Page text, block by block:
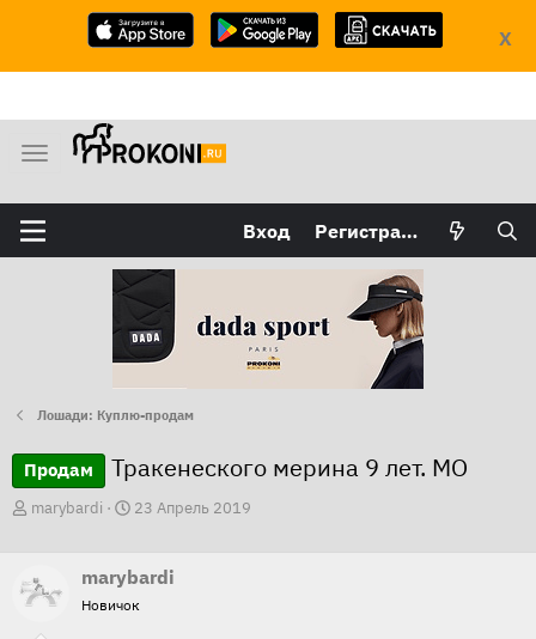
X
М
н
ю
Вход Регистрация
Лошади: Куплю-продам
Продам Тракенеского мерина 9 лет. МО
А
о
marybardi
Д
23 Апрель 2019
marybardi
Новичок